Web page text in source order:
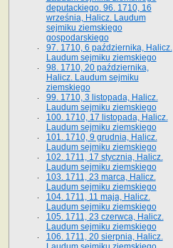
deputackiego. 96. 1710, 16
września, Halicz. Laudum
sejmiku ziemskiego
gospodarskiego
97. 1710, 6 października, Halicz.
Laudum sejmiku ziemskiego
98. 1710, 20 października,
Halicz. Laudum sejmiku
ziemskiego
99. 1710, 3 listopada, Halicz.
Laudum sejmiku ziemskiego
100. 1710, 17 listopada, Halicz.
Laudum sejmiku ziemskiego
101. 1710, 9 grudnia, Halicz.
Laudum sejmiku ziemskiego
102. 1711, 17 stycznia, Halicz.
Laudum sejmiku ziemskiego
103. 1711, 23 marca, Halicz.
Laudum sejmiku ziemskiego
104. 1711, 11 maja, Halicz.
Laudum sejmiku ziemskiego
105. 1711, 23 czerwca, Halicz.
Laudum sejmiku ziemskiego
106. 1711, 20 sierpnia, Halicz.